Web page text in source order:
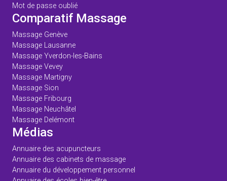
Mot de passe oublié
Comparatif Massage
Massage Genève
Massage Lausanne
Massage Yverdon-les-Bains
Massage Vevey
Massage Martigny
Massage Sion
Massage Fribourg
Massage Neuchâtel
Massage Delémont
Médias
Annuaire des acupuncteurs
Annuaire des cabinets de massage
Annuaire du développement personnel